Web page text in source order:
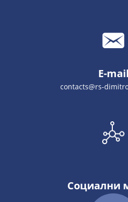
E-mail
contacts@rs-
Социални